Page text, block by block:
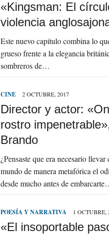
«Kingsman: El
violencia
Este nuevo capítulo combina lo
grueso frente a la elegancia
sombreros de…
CINE 2 OCTUBRE, 2017
Director y actor:
rostro
Brando
¿Pensaste que era necesario
mundo de manera metafórica el
desde mucho antes de
POESÍA Y NARRATIVA 1 OCTUBRE,
«El insoportable